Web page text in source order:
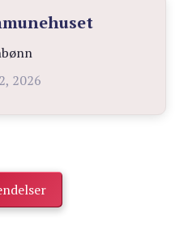
2026